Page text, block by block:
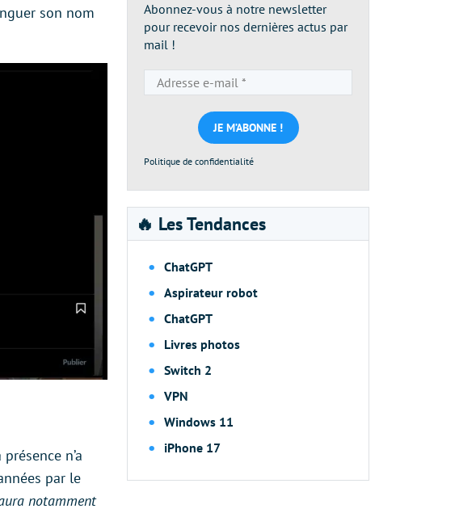
son nom
n’a
par le
notamment
Abonnez-vous à notre newsletter
pour recevoir nos dernières actus par
mail !
e-
mail
*
Politique de confidentialité
🔥 Les Tendances
ChatGPT
Aspirateur robot
ChatGPT
Livres photos
Switch 2
VPN
Windows 11
iPhone 17